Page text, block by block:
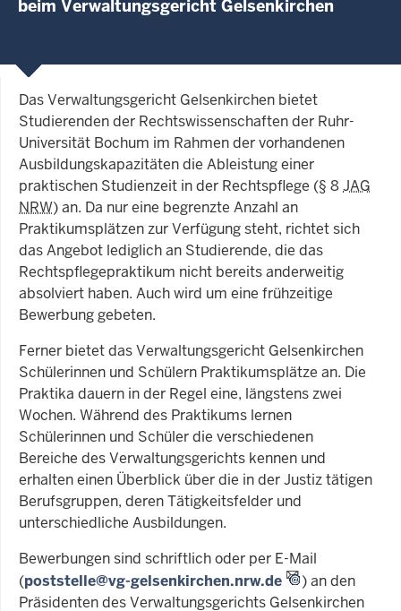
beim Verwaltungsgericht Gelsenkirchen
Das Verwaltungsgericht Gelsenkirchen bietet
Studierenden der Rechtswissenschaften der Ruhr-
Universität Bochum im Rahmen der vorhandenen
Ausbildungskapazitäten die Ableistung einer
praktischen Studienzeit in der Rechtspflege (§ 8JAG
NRW) an. Da nur eine begrenzte Anzahl an
Praktikumsplätzen zur Verfügung steht, richtet sich
das Angebot lediglich an Studierende, die das
Rechtspflegepraktikum nicht bereits anderweitig
absolviert haben. Auch wird um eine frühzeitige
Bewerbung gebeten.
Ferner bietet das Verwaltungsgericht Gelsenkirchen
Schülerinnen und Schülern Praktikumsplätze an. Die
Praktika dauern in der Regel eine, längstens zwei
Wochen. Während des Praktikums lernen
Schülerinnen und Schüler die verschiedenen
Bereiche des Verwaltungsgerichts kennen und
erhalten einen Überblick über die in der Justiz tätigen
Berufsgruppen, deren Tätigkeitsfelder und
unterschiedliche Ausbildungen.
Bewerbungen sind schriftlich oder per E-Mail
(poststelle@vg-gelsenkirchen.nrw.de
) an den
Präsidenten des Verwaltungsgerichts Gelsenkirchen